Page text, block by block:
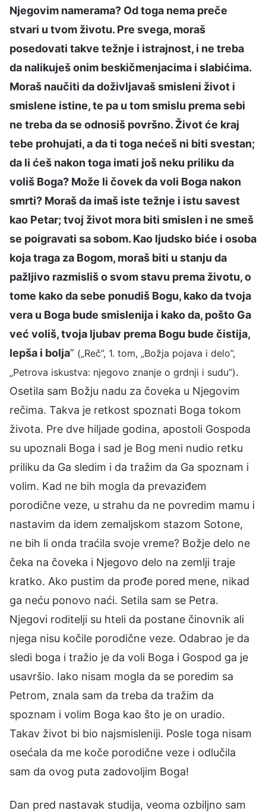
Njegovim namerama? Od toga nema preče
stvari u tvom životu. Pre svega, moraš
posedovati takve težnje i istrajnost, i ne treba
da nalikuješ onim beskičmenjacima i slabićima.
Moraš naučiti da doživljavaš smisleni život i
smislene istine, te pa u tom smislu prema sebi
ne treba da se odnosiš površno. Život će kraj
tebe prohujati, a da ti toga nećeš ni biti svestan;
da li ćeš nakon toga imati još neku priliku da
voliš Boga? Može li čovek da voli Boga nakon
smrti? Moraš da imaš iste težnje i istu savest
kao Petar; tvoj život mora biti smislen i ne smeš
se poigravati sa sobom. Kao ljudsko biće i osoba
koja traga za Bogom, moraš biti u stanju da
pažljivo razmisliš o svom stavu prema životu, o
tome kako da sebe ponudiš Bogu, kako da tvoja
vera u Boga bude smislenija i kako da, pošto Ga
već voliš, tvoja ljubav prema Bogu bude čistija,
lepša i bolja” („Reč”, 1. tom, „Božja pojava i delo”,
„Petrova iskustva: njegovo znanje o grdnji i sudu”).
Osetila sam Božju nadu za čoveka u Njegovim
rečima. Takva je retkost spoznati Boga tokom
života. Pre dve hiljade godina, apostoli Gospoda
su upoznali Boga i sad je Bog meni nudio retku
priliku da Ga sledim i da tražim da Ga spoznam i
volim. Kad ne bih mogla da prevaziđem
porodične veze, u strahu da ne povredim mamu i
nastavim da idem zemaljskom stazom Sotone,
ne bih li onda traćila svoje vreme? Božje delo ne
čeka na čoveka i Njegovo delo na zemlji traje
kratko. Ako pustim da prođe pored mene, nikad
ga neću ponovo naći. Setila sam se Petra.
Njegovi roditelji su hteli da postane činovnik ali
njega nisu kočile porodične veze. Odabrao je da
sledi boga i tražio je da voli Boga i Gospod ga je
usavršio. Iako nisam mogla da se poredim sa
Petrom, znala sam da treba da tražim da
spoznam i volim Boga kao što je on uradio.
Takav život bi bio najsmisleniji. Posle toga nisam
osećala da me koče porodične veze i odlučila
sam da ovog puta zadovoljim Boga!
Dan pred nastavak studija, veoma ozbiljno sam